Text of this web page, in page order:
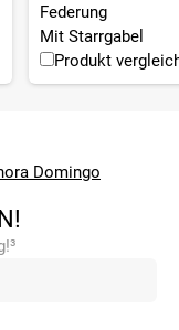
Federung
Mit Starrgabel
Produkt
Domingo